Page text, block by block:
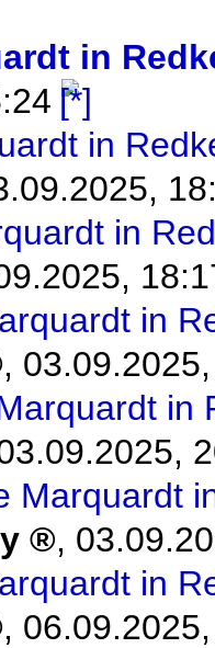
in
in
in
in
,
in
Marquardt
,
in
,